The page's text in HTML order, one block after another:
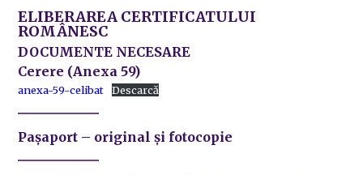
ELIBERAREA CERTIFICATULUI
ROMÂNESC
DOCUMENTE NECESARE
Cerere (Anexa 59)
anexa-59-celibat Descarcă
Pașaport – original și fotocopie